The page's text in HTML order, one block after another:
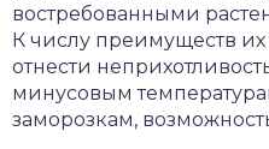
востребованными
К числу преимуществ
отнести
минусовым
заморозкам,